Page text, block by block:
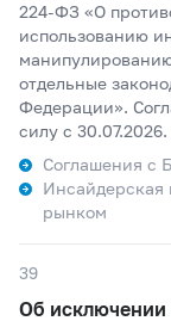
224-ФЗ «О
использованию
отдельные
Федерации».
силу с 30.07.2026.
Соглашения с
рынком
39
Об исключении